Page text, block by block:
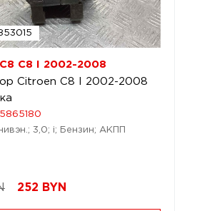
C8 I 2002-2008
Citroen C8 I 2002-2008
3,0; i; Бензин; АКПП
252 BYN